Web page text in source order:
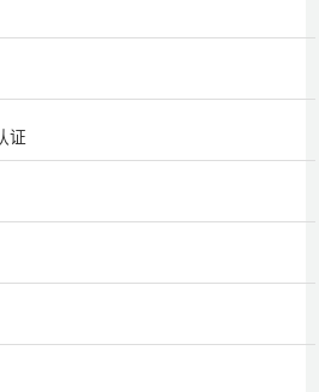
证